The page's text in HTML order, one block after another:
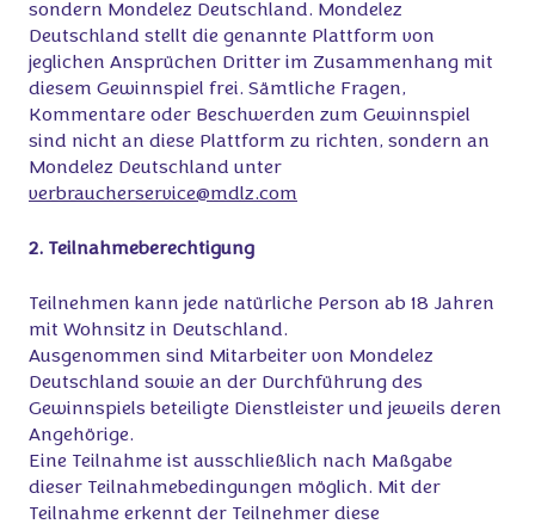
sondern Mondelez Deutschland. Mondelez
Deutschland stellt die genannte Plattform von
jeglichen Ansprüchen Dritter im Zusammenhang mit
diesem Gewinnspiel frei. Sämtliche Fragen,
Kommentare oder Beschwerden zum Gewinnspiel
sind nicht an diese Plattform zu richten, sondern an
Mondelez Deutschland unter
verbraucherservice@mdlz.com
2. Teilnahmeberechtigung
Teilnehmen kann jede natürliche Person ab 18 Jahren
mit Wohnsitz in Deutschland.
Ausgenommen sind Mitarbeiter von Mondelez
Deutschland sowie an der Durchführung des
Gewinnspiels beteiligte Dienstleister und jeweils deren
Angehörige.
Eine Teilnahme ist ausschließlich nach Maßgabe
dieser Teilnahmebedingungen möglich. Mit der
Teilnahme erkennt der Teilnehmer diese